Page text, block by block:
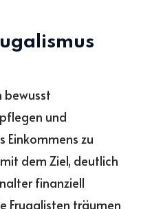
bewusst
und
Einkommens zu
dem Ziel, deutlich
finanziell
Frugalisten träumen